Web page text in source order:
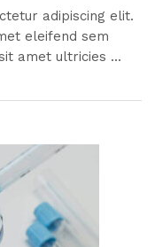
adipiscing elit.
eleifend sem
amet ultricies ...